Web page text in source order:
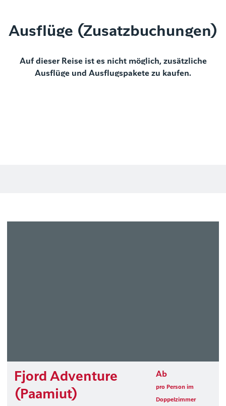
Ausflüge (Zusatzbuchungen)
Auf dieser Reise ist es nicht möglich, zusätzliche
Ausflüge und Ausflugspakete zu kaufen.
Fjord Adventure
(Paamiut)
Ab
pro Person im
Doppelzimmer